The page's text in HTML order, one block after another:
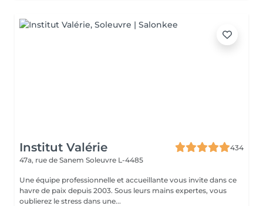
Institut Valérie
434
47a, rue de Sanem Soleuvre L-4485
Une équipe professionnelle et accueillante vous invite dans ce
havre de paix depuis 2003. Sous leurs mains expertes, vous
oublierez le stress dans une...